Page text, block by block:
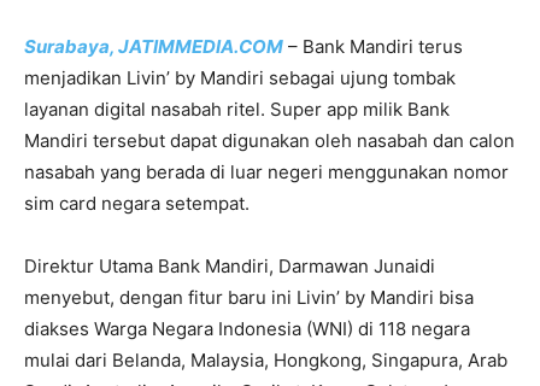
Surabaya, JATIMMEDIA.COM – Bank Mandiri terus
menjadikan Livin’ by Mandiri sebagai ujung tombak
layanan digital nasabah ritel. Super app milik Bank
Mandiri tersebut dapat digunakan oleh nasabah dan calon
nasabah yang berada di luar negeri menggunakan nomor
sim card negara setempat.
Direktur Utama Bank Mandiri, Darmawan Junaidi
menyebut, dengan fitur baru ini Livin’ by Mandiri bisa
diakses Warga Negara Indonesia (WNI) di 118 negara
mulai dari Belanda, Malaysia, Hongkong, Singapura, Arab